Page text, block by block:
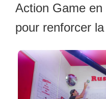
Action Game
pour renforcer